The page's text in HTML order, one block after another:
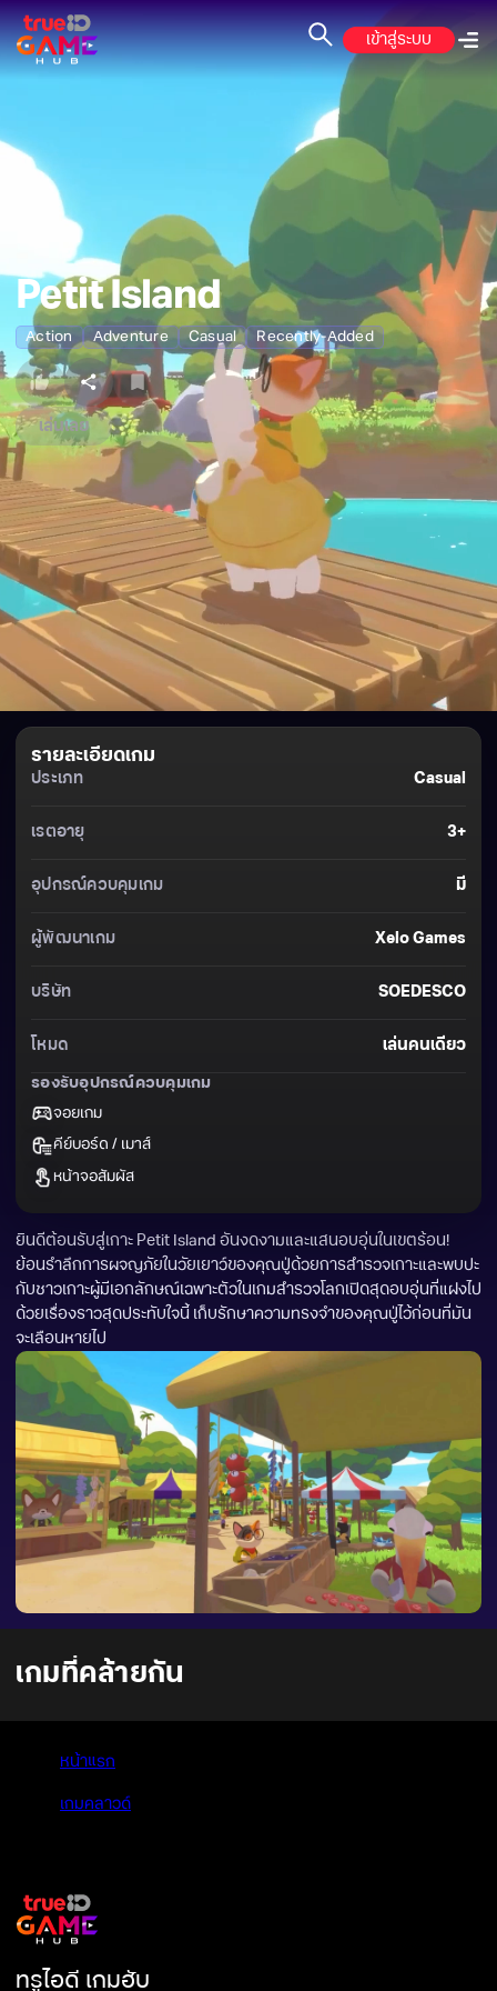
เข้าสู่ระบบ
Petit Island
Action Adventure Casual Recently-Added
เล่นเลย
ยินดีต้อนรับสู่เกาะ Petit Island อันงดงามและแสนอบอุ่นในเขตร้อน!
ย้อนรำลึกการผจญภัยในวัยเยาว์ของคุณปู่ด้วยการสำรวจเกาะและพบปะ
กับชาวเกาะผู้มีเอกลักษณ์เฉพาะตัวในเกมสำรวจโลกเปิดสุดอบอุ่นที่แฝงไป
ด้วยเรื่องราวสุดประทับใจนี้ เก็บรักษาความทรงจำของคุณปู่ไว้ก่อนที่มัน
จะเลือนหายไป
รายละเอียดเกม
ประเภท Casual
เรตอายุ 3+
อุปกรณ์ควบคุมเกม มี
ผู้พัฒนาเกม Xelo Games
บริษัท SOEDESCO
โหมด เล่นคนเดียว
รองรับอุปกรณ์ควบคุมเกม
จอยเกม
คีย์บอร์ด / เมาส์
หน้าจอสัมผัส
เกมที่คล้ายกัน
หน้าแรก
เกมคลาวด์
ทรูไอดี เกมฮับ